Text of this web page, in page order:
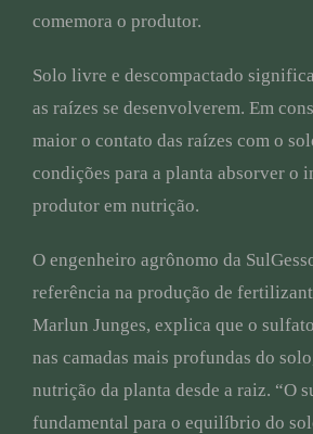
comemora o produtor.
Solo livre e descompactado
as raízes se desenvolverem. Em
maior o contato das raízes com o
condições para a planta absorver o
produtor em nutrição.
O engenheiro agrônomo da
referência na produção de
Marlun Junges, explica que o
nas camadas mais profundas do
nutrição da planta desde a raiz. “O
fundamental para o equilíbrio do